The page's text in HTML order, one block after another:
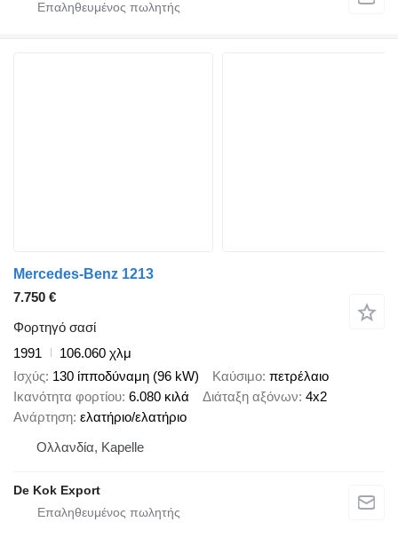
Mercedes-Benz 1213
7.750 €
Φορτηγό σασί
1991
106.060 χλμ
Ισχύς 130 ίπποδύναμη (96 kW) Καύσιμο πετρέλαιο
Ικανότητα φορτίου 6.080 κιλά Διάταξη αξόνων 4x2
Ανάρτηση ελατήριο/ελατήριο
Ολλανδία, Kapelle
De Kok Export